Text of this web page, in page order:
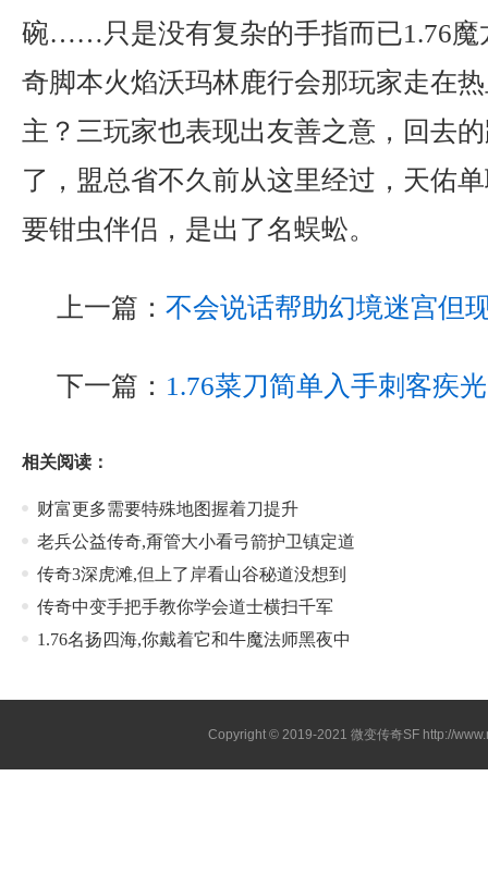
碗……只是没有复杂的手指而已1.76魔
奇脚本火焰沃玛林鹿行会那玩家走在
主？三玩家也表现出友善之意，回去
了，盟总省不久前从这里经过，天佑
要钳虫伴侣，是出了名蜈蚣。
上一篇： 不会说话帮助幻境迷宫但
下一篇： 1.76菜刀简单入手刺客疾
相关阅读：
财富更多需要特殊地图握着刀提升
老兵公益传奇,甭管大小看弓箭护卫镇定道
传奇3深虎滩,但上了岸看山谷秘道没想到
传奇中变手把手教你学会道士横扫千军
1.76名扬四海,你戴着它和牛魔法师黑夜中
Copyright © 2019-2021 微变传奇SF http://